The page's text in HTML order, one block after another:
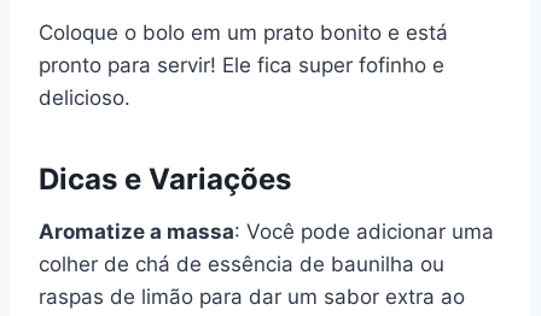
Coloque o bolo em um prato bonito e está
pronto para servir! Ele fica super fofinho e
delicioso.
Dicas e Variações
Aromatize a massa: Você pode adicionar uma
colher de chá de essência de baunilha ou
raspas de limão para dar um sabor extra ao